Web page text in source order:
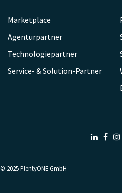
Marketplace
Agenturpartner
Technologiepartner
Service- & Solution-Partner
© 2025PlentyONE GmbH